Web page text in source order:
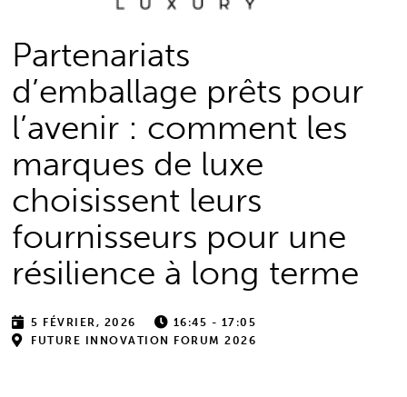
Partenariats
d’emballage prêts pour
l’avenir : comment les
marques de luxe
choisissent leurs
fournisseurs pour une
résilience à long terme
5 FÉVRIER, 2026
16:45 - 17:05
FUTURE INNOVATION FORUM 2026